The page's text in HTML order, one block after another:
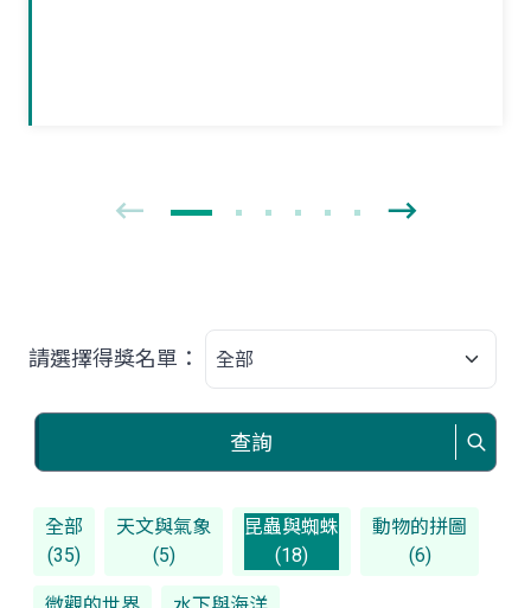
請選擇得獎名單：
查詢
全部
(35)
天文與氣象
(5)
昆蟲與蜘蛛
(18)
動物的拼圖
(6)